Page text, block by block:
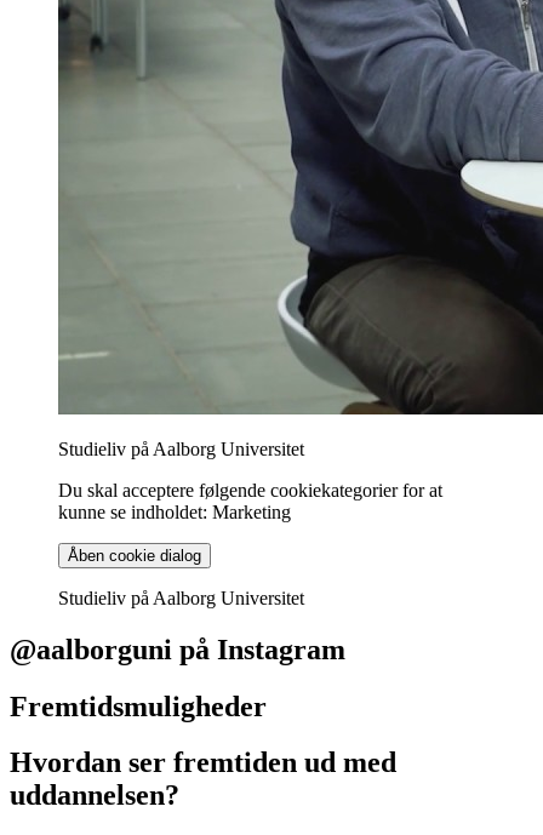
Studieliv på Aalborg Universitet
Du skal acceptere følgende cookiekategorier for at
kunne se indholdet: Marketing
Åben cookie dialog
Studieliv på Aalborg Universitet
@aalborguni på Instagram
Fremtidsmuligheder
Hvordan ser fremtiden ud med
uddannelsen?